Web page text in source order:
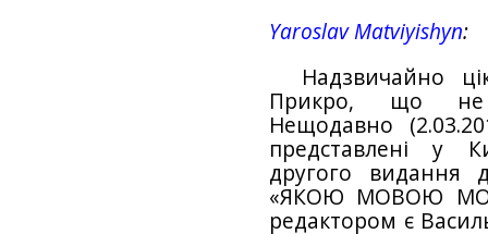
Yaroslav Matviyishyn
Надзвичайно
Прикро, що не
Нещодавно
представлені у
другого видання
«ЯКОЮ МОВОЮ
редактором є